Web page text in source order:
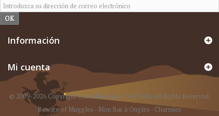
OK
Información
Mi cuenta
© 2009-2026 Copyright CacheBoutique - SAS iGilli. All Rights Reserved.
Beware of Muggles - Mon Bar à Ongles - Charmies